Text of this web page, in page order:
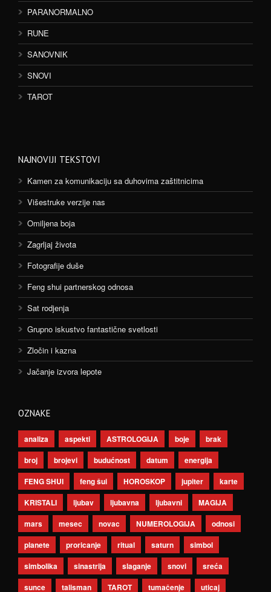
PARANORMALNO
RUNE
SANOVNIK
SNOVI
TAROT
NAJNOVIJI TEKSTOVI
Kamen za komunikaciju sa duhovima zaštitnicima
Višestruke verzije nas
Omiljena boja
Zagrljaj života
Fotografije duše
Feng shui partnerskog odnosa
Sat rodjenja
Grupno iskustvo fantastične svetlosti
Zločin i kazna
Jačanje izvora lepote
OZNAKE
analiza aspekti ASTROLOGIJA boje
brak
broj
brojevi budućnost datum
energija
FENG SHUI
feng šui HOROSKOP jupiter
karte
KRISTALI
ljubav ljubavna ljubavni
MAGIJA
mars
mesec novac NUMEROLOGIJA
odnosi
planete
proricanje ritual saturn
simbol
simbolika
sinastrija slaganje snovi
sreća
sunce
talisman TAROT tumačenje uticaj